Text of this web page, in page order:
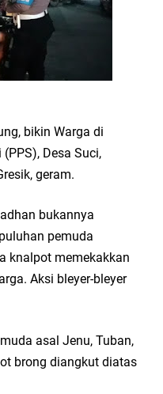
MURI, KWGe Angkat Kuliner
22.456 Bingkisan Lebaran
Timur
Desa Sidoraharjo: Simbol
Keberlanjutan Program
Lor, Tradisi Luhur
Sambut Tahun Baru Islam
bikin Warga di
Desa Suci,
geram.
bukannya
pemuda
knalpot memekakkan
Aksi bleyer-bleyer
asal Jenu, Tuban,
brong diangkut diatas